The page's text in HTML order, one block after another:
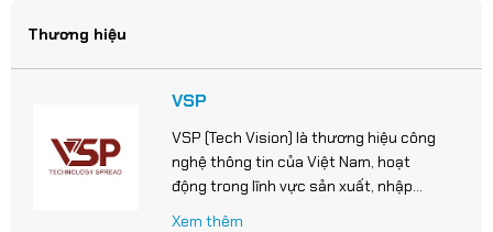
Thương hiệu
VSP
VSP (Tech Vision) là thương hiệu công
nghệ thông tin của Việt Nam, hoạt
động trong lĩnh vực sản xuất, nhập
Xem thêm